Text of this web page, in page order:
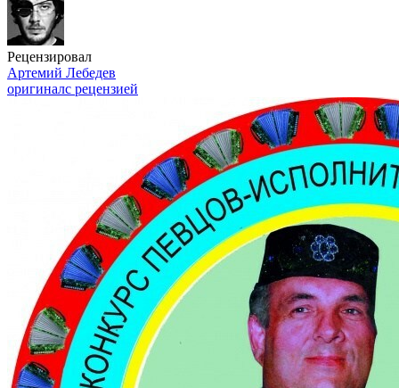
Рецензировал
Артемий Лебедев
оригиналс рецензией